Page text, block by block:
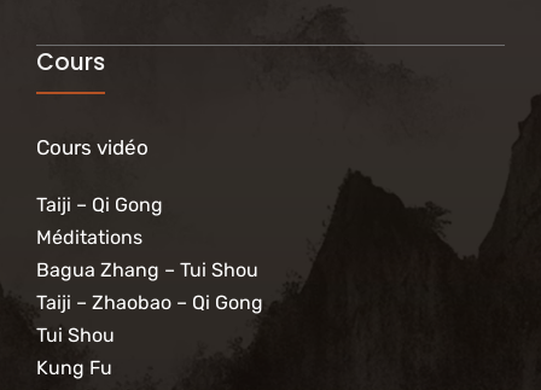
Cours
Cours vidéo
Taiji – Qi Gong
Méditations
Bagua Zhang – Tui Shou
Taiji – Zhaobao – Qi Gong
Tui Shou
Kung Fu